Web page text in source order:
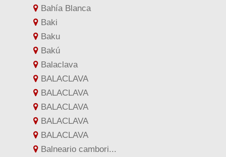
Bahía Blanca
Baki
Baku
Bakú
Balaclava
BALACLAVA
BALACLAVA
BALACLAVA
BALACLAVA
BALACLAVA
Balneario cambori...